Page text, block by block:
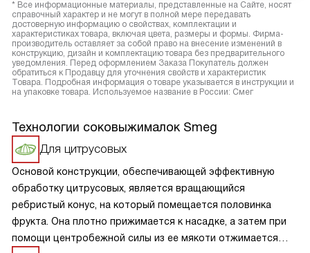
* Все информационные материалы, представленные на Сайте, носят
справочный характер и не могут в полной мере передавать
достоверную информацию о свойствах, комплектации и
характеристиках товара, включая цвета, размеры и формы. Фирма-
производитель оставляет за собой право на внесение изменений в
конструкцию, дизайн и комплектацию товара без предварительного
уведомления. Перед оформлением Заказа Покупатель должен
обратиться к Продавцу для уточнения свойств и характеристик
Товара. Подробная информация о товаре указывается в инструкции и
на упаковке товара. Используемое название в России: Смег
Технологии соковыжималок Smeg
Для цитрусовых
Основой конструкции, обеспечивающей эффективную
обработку цитрусовых, является вращающийся
ребристый конус, на который помещается половинка
фрукта. Она плотно прижимается к насадке, а затем при
помощи центробежной силы из ее мякоти отжимается